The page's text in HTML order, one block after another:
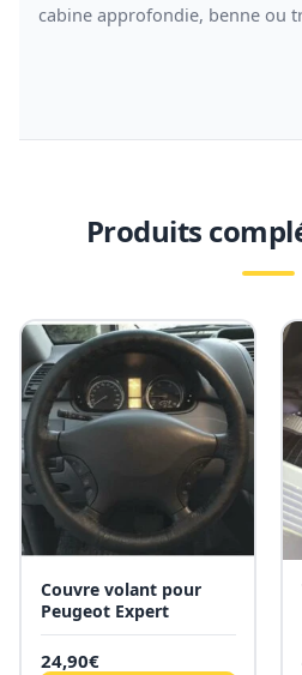
cabine approfondie, benne ou
Produits
Couvre volant pour
Peugeot Expert
24,90€